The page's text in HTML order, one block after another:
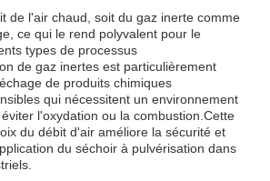
de l'air chaud, soit du gaz inerte comme
ce qui le rend polyvalent pour le
types de processus
de gaz inertes est particulièrement
de produits chimiques
qui nécessitent un environnement
l'oxydation ou la combustion.Cette
du débit d'air améliore la sécurité et
du séchoir à pulvérisation dans